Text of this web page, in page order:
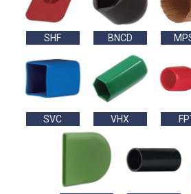
SHF BNCD
SVC VHX